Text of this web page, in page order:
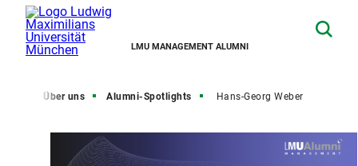
LMU MANAGEMENT ALUMNI
Über uns Alumni-Spotlights Hans-Georg Weber